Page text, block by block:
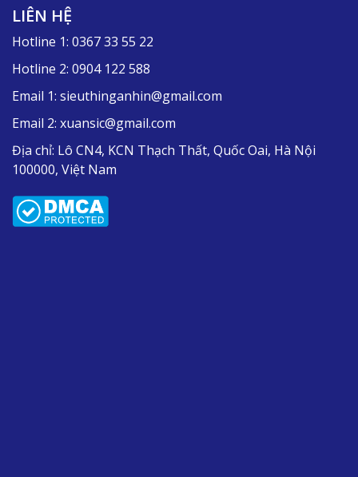
Máy sử dụng lưỡi cưa bằng hợp kim chuyên dụng
có độ chính xác cao. Ngoài ra bộ nạp khí nén có độ
MODEL XS-1200, tốc độ 600,000/ca và công suất
13,5kw.
Trong lượng của máy là 1T.
Độ chính xác là ằng1.0mm.
Độ sâu rãnh lớn nhất là 30-150mm.
Độ dài tối đa là: 1100mm.
LIÊN HỆ
Hotline 1: 0367 33 55 22
Hotline 2: 0904 122 588
Email 1: sieuthinganhin@gmail.com
Email 2: xuansic@gmail.com
Địa chỉ: Lô CN4, KCN Thạch Thất, Quốc Oai, Hà Nội
100000, Việt Nam